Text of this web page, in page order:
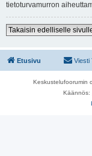
tietoturvamurron
Takaisin edelliselle
Etusivu Viesti
Keskustelufoorumin
Käännös: